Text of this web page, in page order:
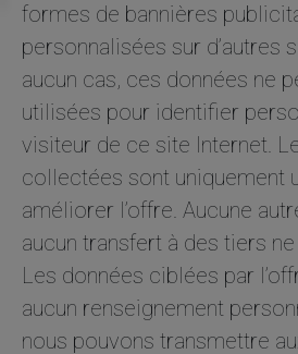
formes de bannières
personnalisées sur d’autres
aucun cas, ces données ne
utilisées pour identifier
visiteur de ce site Internet.
collectées sont uniquement
améliorer l’offre. Aucune
aucun transfert à des tiers
Les données ciblées par
aucun renseignement
nous pouvons transmettre